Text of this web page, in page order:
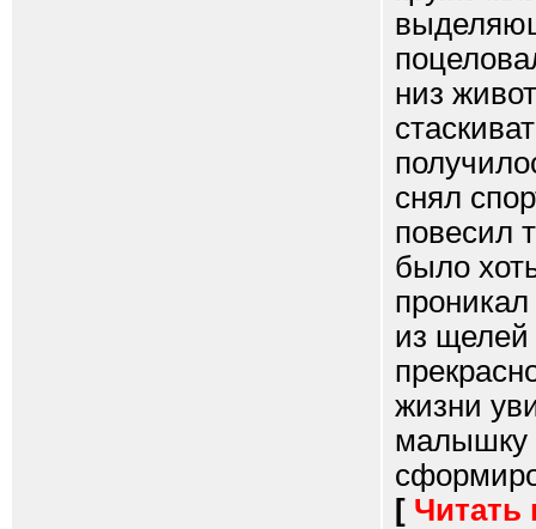
низ
снял
повесил
было
из щелей
жизни
малышку
[ Читать